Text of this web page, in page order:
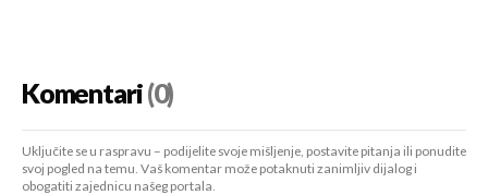
Komentari(0)
Uključite se u raspravu – podijelite svoje mišljenje, postavite pitanja ili ponudite
svoj pogled na temu. Vaš komentar može potaknuti zanimljiv dijalog i
obogatiti zajednicu našeg portala.